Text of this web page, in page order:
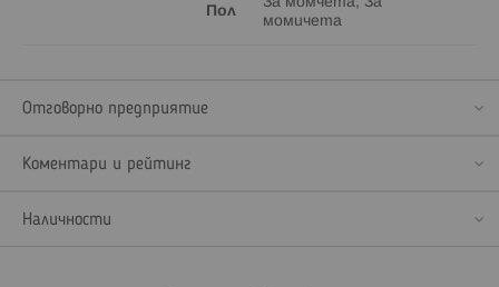
Пол
момичета
Отговорно предприятие
Коментари и рейтинг
Наличности